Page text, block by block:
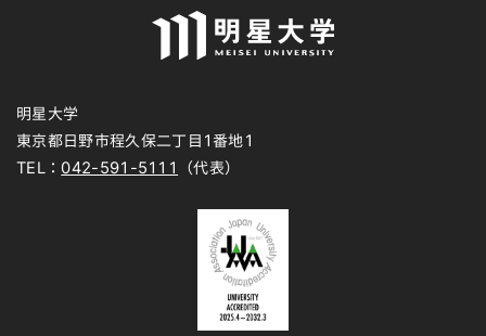
明星大学
東京都日野市程久保二丁目1番地1
TEL： 042-591-5111 （代表）